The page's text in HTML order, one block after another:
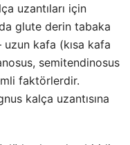
uzantıları için
glute derin tabaka
uzun kafa (kısa kafa
semitendinosus
faktörlerdir.
kalça uzantısına